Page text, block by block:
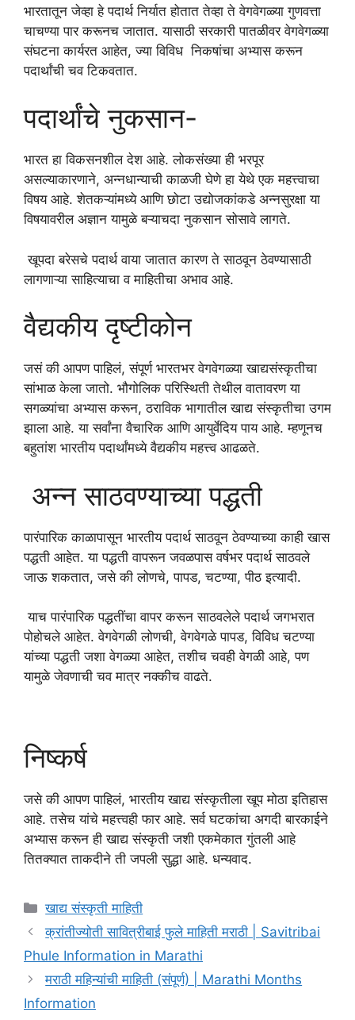
भारतातून जेव्हा हे पदार्थ निर्यात होतात तेव्हा ते वेगवेगळ्या गुणवत्ता
चाचण्या पार करूनच जातात. यासाठी सरकारी पातळीवर वेगवेगळ्या
संघटना कार्यरत आहेत, ज्या विविध निकषांचा अभ्यास करून
पदार्थांची चव टिकवतात.
पदार्थांचे नुकसान-
भारत हा विकसनशील देश आहे. लोकसंख्या ही भरपूर
असल्याकारणाने, अन्नधान्याची काळजी घेणे हा येथे एक महत्त्वाचा
विषय आहे. शेतकऱ्यांमध्ये आणि छोटा उद्योजकांकडे अन्नसुरक्षा या
विषयावरील अज्ञान यामुळे बऱ्याचदा नुकसान सोसावे लागते.
खूपदा बरेसचे पदार्थ वाया जातात कारण ते साठवून ठेवण्यासाठी
लागणाऱ्या साहित्याचा व माहितीचा अभाव आहे.
वैद्यकीय दृष्टीकोन
जसं की आपण पाहिलं, संपूर्ण भारतभर वेगवेगळ्या खाद्यसंस्कृतीचा
सांभाळ केला जातो. भौगोलिक परिस्थिती तेथील वातावरण या
सगळ्यांचा अभ्यास करून, ठराविक भागातील खाद्य संस्कृतीचा उगम
झाला आहे. या सर्वांना वैचारिक आणि आयुर्वेदिय पाय आहे. म्हणूनच
बहुतांश भारतीय पदार्थांमध्ये वैद्यकीय महत्त्व आढळते.
अन्न साठवण्याच्या पद्धती
पारंपारिक काळापासून भारतीय पदार्थ साठवून ठेवण्याच्या काही खास
पद्धती आहेत. या पद्धती वापरून जवळपास वर्षभर पदार्थ साठवले
जाऊ शकतात, जसे की लोणचे, पापड, चटण्या, पीठ इत्यादी.
याच पारंपारिक पद्धतींचा वापर करून साठवलेले पदार्थ जगभरात
पोहोचले आहेत. वेगवेगळी लोणची, वेगवेगळे पापड, विविध चटण्या
यांच्या पद्धती जशा वेगळ्या आहेत, तशीच चवही वेगळी आहे, पण
यामुळे जेवणाची चव मात्र नक्कीच वाढते.
निष्कर्ष
जसे की आपण पाहिलं, भारतीय खाद्य संस्कृतीला खूप मोठा इतिहास
आहे. तसेच यांचे महत्त्वही फार आहे. सर्व घटकांचा अगदी बारकाईने
अभ्यास करून ही खाद्य संस्कृती जशी एकमेकात गुंतली आहे
तितक्यात ताकदीने ती जपली सुद्धा आहे. धन्यवाद.
Categories
खाद्य संस्कृती माहिती
क्रांतीज्योती सावित्रीबाई फुले माहिती मराठी | Savitribai
Phule Information in Marathi
मराठी महिन्यांची माहिती (संपूर्ण) | Marathi Months
Information